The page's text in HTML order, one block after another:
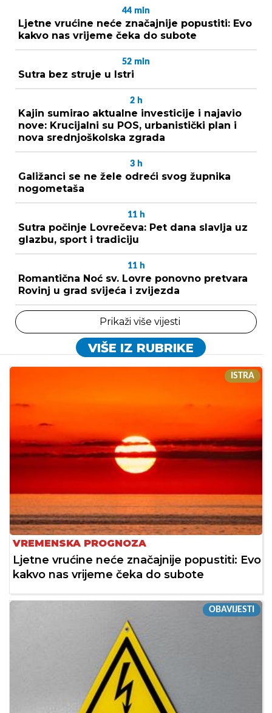
44 min
Ljetne vrućine neće značajnije popustiti: Evo
kakvo nas vrijeme čeka do subote
52 min
Sutra bez struje u Istri
2 h
Kajin sumirao aktualne investicije i najavio
nove: Krucijalni su POS, urbanistički plan i
nova srednjoškolska zgrada
3 h
Galižanci se ne žele odreći svog župnika
nogometaša
11 h
Sutra počinje Lovrečeva: Pet dana slavlja uz
glazbu, sport i tradiciju
11 h
Romantična Noć sv. Lovre ponovno pretvara
Rovinj u grad svijeća i zvijezda
Prikaži više vijesti
VIŠE IZ RUBRIKE
ISTRA
VREMENSKA PROGNOZA
Ljetne vrućine neće značajnije popustiti: Evo
kakvo nas vrijeme čeka do subote
OBAVIJESTI